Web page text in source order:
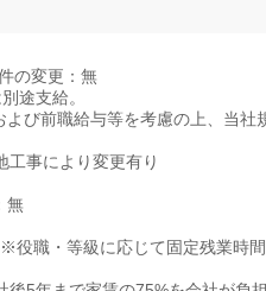
の変更：無
途支給。
び前職給与等を考慮の上、当社
事により変更有り
無
職・等級に応じて固定残業時